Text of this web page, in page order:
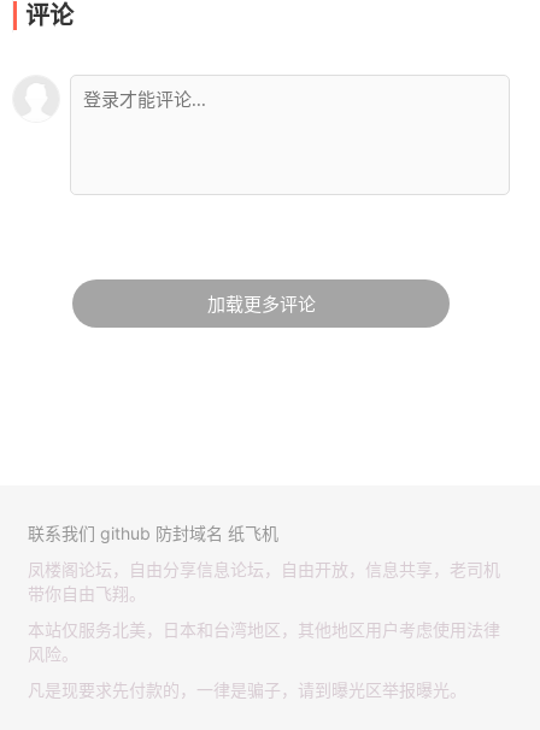
评论
加载更多评论
联系我们 github 防封域名 纸飞机
凤楼阁论坛，自由分享信息论坛，自由开放，信息共享，老司机
带你自由飞翔。
本站仅服务北美，日本和台湾地区，其他地区用户考虑使用法律
风险。
凡是现要求先付款的，一律是骗子，请到曝光区举报曝光。